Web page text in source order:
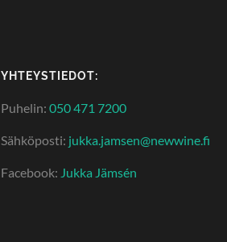
YHTEYSTIEDOT:
Puhelin: 050 471 7200
Sähköposti: jukka.jamsen@newwine.fi
Facebook: Jukka Jämsén